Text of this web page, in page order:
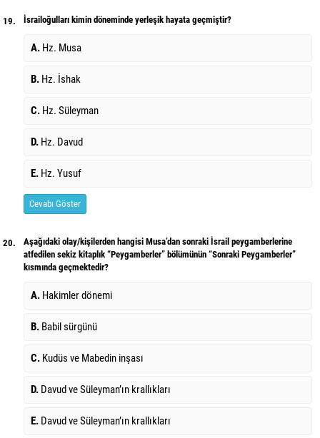
19. İsrailoğulları kimin döneminde yerleşik hayata geçmiştir?
A. Hz. Musa
B. Hz. İshak
C. Hz. Süleyman
D. Hz. Davud
E. Hz. Yusuf
Cevabı Göster
20.
Aşağıdaki olay/kişilerden hangisi Musa’dan sonraki İsrail peygamberlerine
atfedilen sekiz kitaplık “Peygamberler” bölümünün “Sonraki Peygamberler”
kısmında geçmektedir?
A. Hakimler dönemi
B. Babil sürgünü
C. Kudüs ve Mabedin inşası
D. Davud ve Süleyman’ın krallıkları
E. Davud ve Süleyman’ın krallıkları